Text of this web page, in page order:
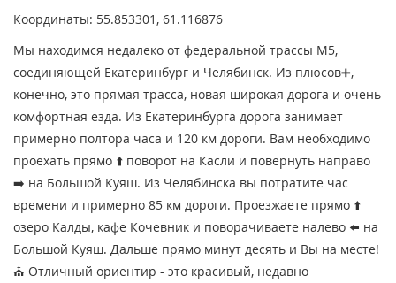
Координаты: 55.853301, 61.116876
Мы находимся недалеко от федеральной трассы М5,
соединяющей Екатеринбург и Челябинск. Из плюсов➕,
конечно, это прямая трасса, новая широкая дорога и очень
комфортная езда. Из Екатеринбурга дорога занимает
примерно полтора часа и 120 км дороги. Вам необходимо
проехать прямо ⬆️ поворот на Касли и повернуть направо
➡️ на Большой Куяш. Из Челябинска вы потратите час
времени и примерно 85 км дороги. Проезжаете прямо ⬆️
озеро Калды, кафе Кочевник и поворачиваете налево ⬅️ на
Большой Куяш. Дальше прямо минут десять и Вы на месте!
⛪️ Отличный ориентир - это красивый, недавно